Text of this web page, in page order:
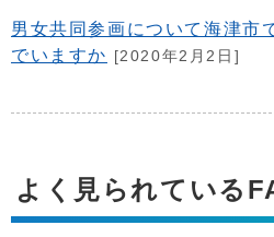
男女共同参画について海津市
でいますか [2020年2月2日]
よく見られている